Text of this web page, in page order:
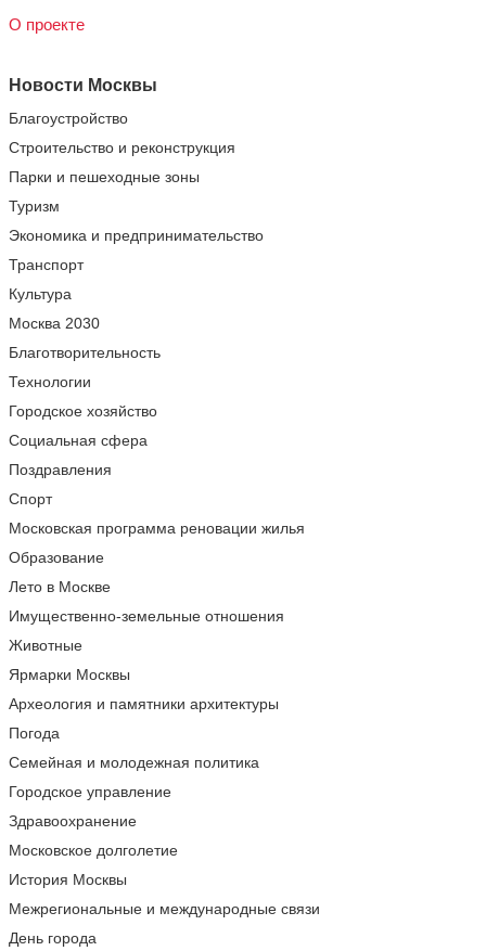
О проекте
Новости Москвы
Благоустройство
Строительство и реконструкция
Парки и пешеходные зоны
Туризм
Экономика и предпринимательство
Транспорт
Культура
Москва 2030
Благотворительность
Технологии
Городское хозяйство
Социальная сфера
Поздравления
Спорт
Московская программа реновации жилья
Образование
Лето в Москве
Имущественно-земельные отношения
Животные
Ярмарки Москвы
Археология и памятники архитектуры
Погода
Семейная и молодежная политика
Городское управление
Здравоохранение
Московское долголетие
История Москвы
Межрегиональные и международные связи
День города